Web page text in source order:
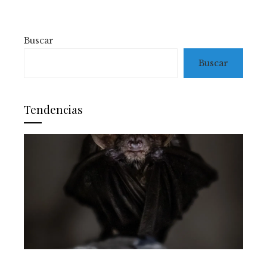
Buscar
Buscar
Tendencias